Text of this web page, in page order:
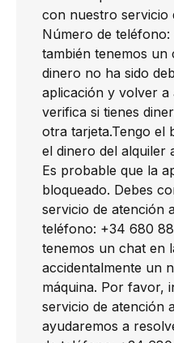
con nuestro servicio
Número de
también tenemos un
dinero no ha sido
aplicación y volver a
verifica si tienes
otra tarjeta.Tengo el
el dinero del alquiler
Es probable que la
bloqueado. Debes
servicio de atención
teléfono: +34 680
tenemos un chat en
accidentalmente un
máquina. Por favor,
servicio de atención
ayudaremos a